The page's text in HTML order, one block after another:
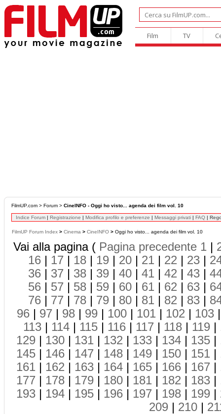
Film TV
FilmUP.com > Forum > CineINFO - Oggi ho visto... agenda dei film vol. 10
Indice Forum | Registrazione | Modifica profilo e preferenze | Messaggi privati | FAQ |
FilmUP Forum Index > Cinema > CineINFO > Oggi ho visto... agenda dei film vol. 10
Vai alla pagina ( Pagina precedente 1 |
16 | 17 | 18 | 19 | 20 | 21 | 22 | 23 |
36 | 37 | 38 | 39 | 40 | 41 | 42 | 43 |
56 | 57 | 58 | 59 | 60 | 61 | 62 | 63 |
76 | 77 | 78 | 79 | 80 | 81 | 82 | 83 |
96 | 97 | 98 | 99 | 100 | 101 | 102 | 103
113 | 114 | 115 | 116 | 117 | 118 | 119 |
129 | 130 | 131 | 132 | 133 | 134 | 135 |
145 | 146 | 147 | 148 | 149 | 150 | 151 |
161 | 162 | 163 | 164 | 165 | 166 | 167 |
177 | 178 | 179 | 180 | 181 | 182 | 183 |
193 | 194 | 195 | 196 | 197 | 198 | 199 |
209 | 210 |